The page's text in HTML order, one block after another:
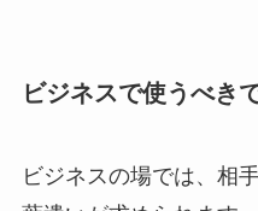
ビジネスで使うべき
ビジネスの場では、相